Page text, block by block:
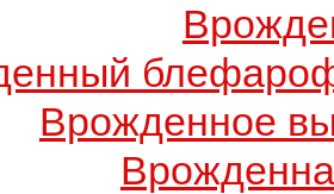
Врожденное